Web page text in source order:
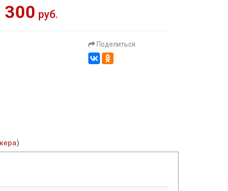
300 руб.
Поделиться